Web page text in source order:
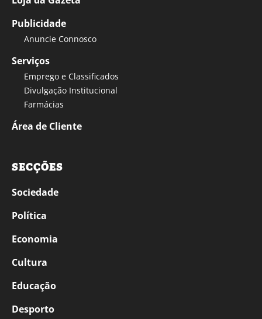
Publicidade
Anuncie Connosco
Serviços
Emprego e Classificados
Divulgação Institucional
Farmácias
Área de Cliente
SECÇÕES
Sociedade
Política
Economia
Cultura
Educação
Desporto